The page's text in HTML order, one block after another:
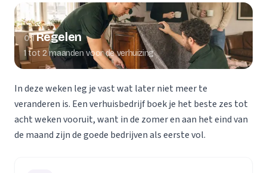
01Regelen
1 tot 2 maanden voor de verhuizing
In deze weken leg je vast wat later niet meer te
veranderen is. Een verhuisbedrijf boek je het beste zes tot
acht weken vooruit, want in de zomer en aan het eind van
de maand zijn de goede bedrijven als eerste vol.